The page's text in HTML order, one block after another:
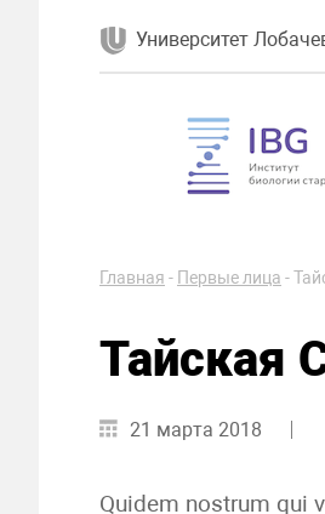
Университет
Главная - Первые лица -
Тайская
21 марта 2018
Quidem nostrum qui